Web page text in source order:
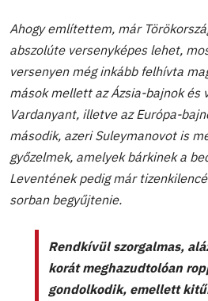
Ahogy említettem, már
abszolúte versenyképes lehet,
versenyen még inkább felhívta
mások mellett az Ázsia-bajnok és
Vardanyant, illetve az Európa-
második, azeri Suleymanovot is
győzelmek, amelyek bárkinek a
Leventének pedig már
sorban begyűjtenie.
Rendkívül szorgalmas,
korát meghazudtolóan
gondolkodik, emellett